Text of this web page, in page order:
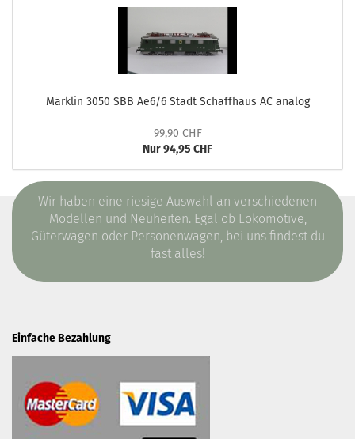
Märklin 3050 SBB Ae6/6 Stadt Schaffhaus AC analog
99,90 CHF
Nur 94,95 CHF
Wir haben eine riesige Auswahl an verschiedenen
Modellen und Neuheiten. Egal ob Lokomotive,
Güterwagen oder Personenwagen, bei uns findest du
fast alles!
Einfache Bezahlung